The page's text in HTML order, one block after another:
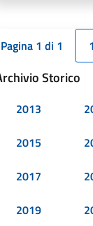
Pagina 1 di 1 1
Storico
2013
2015
2017
2019